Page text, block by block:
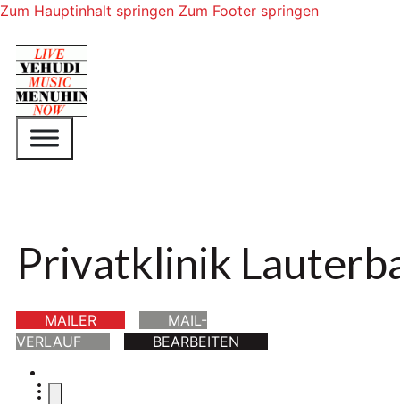
Zum Hauptinhalt springen Zum Footer springen
Privatklinik
MAILER
MAIL-
VERLAUF
BEARBEITEN